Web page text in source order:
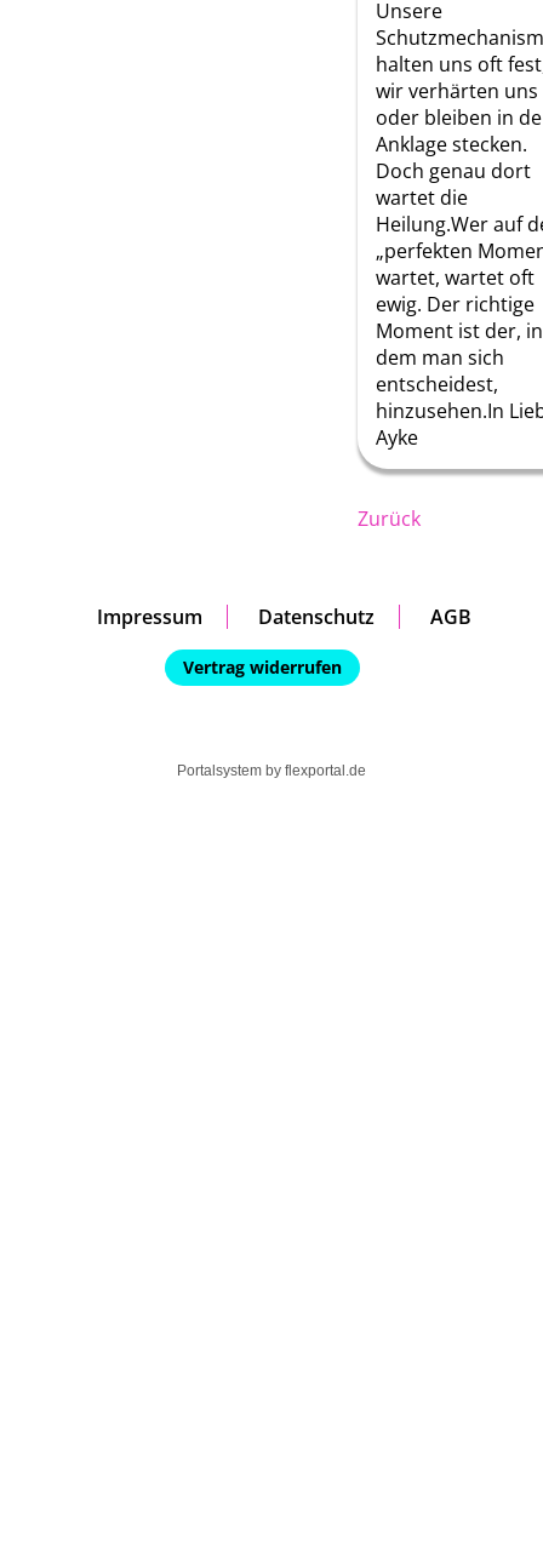
Unsere
halten uns oft
wir verhärten uns
oder bleiben in
Anklage stecken.
Doch genau dort
wartet die
Heilung.Wer auf
„perfekten
wartet, wartet oft
ewig. Der richtige
Moment ist der, in
dem man sich
entscheidest,
hinzusehen.In
Ayke
Zurück
Impressum Datenschutz AGB
Vertrag widerrufen
Portalsystem by flexportal.de